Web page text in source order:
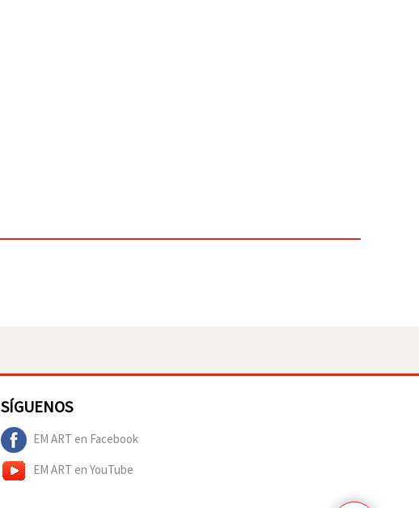
SÍGUENOS
EM ART en Facebook
EM ART en YouTube